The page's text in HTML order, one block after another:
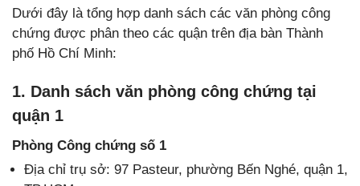
Dưới đây là tổng hợp danh sách các văn phòng công
chứng được phân theo các quận trên địa bàn Thành
phố Hồ Chí Minh:
1. Danh sách văn phòng công chứng tại
quận 1
Phòng Công chứng số 1
Địa chỉ trụ sở: 97 Pasteur, phường Bến Nghé, quận 1,